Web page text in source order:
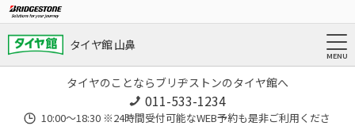
タイヤ館 山鼻
タイヤのことならブリヂストンのタイヤ館へ
011-533-1234
10:00～18:30 ※24時間受付可能なWEB予約も是非ご利用くださ